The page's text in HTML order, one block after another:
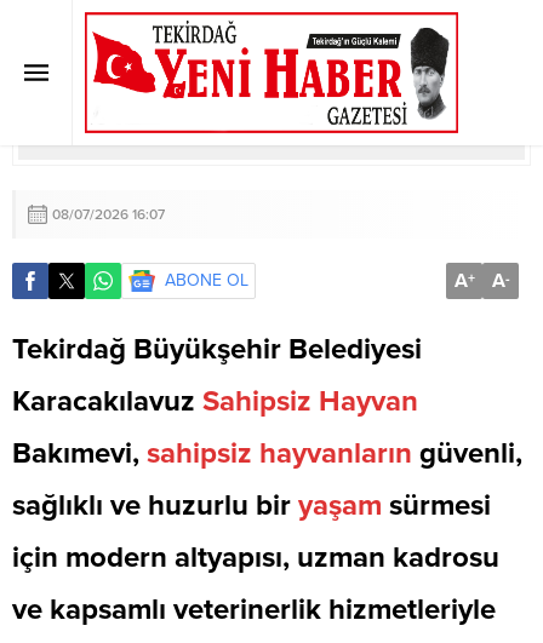
TEKİRDAĞ’DA CAN DOSTLARI
EMİN ELLERDE
BÜYÜKŞEHİR TEKİRDAĞ’DA CAN DOSTLARI EMİN ELLERDE
08/07/2026 16:07
ABONE OL A+ A-
Tekirdağ Büyükşehir Belediyesi
Karacakılavuz Sahipsiz Hayvan
Bakımevi, sahipsiz hayvanların güvenli,
sağlıklı ve huzurlu bir yaşam sürmesi
için modern altyapısı, uzman kadrosu
ve kapsamlı veterinerlik hizmetleriyle